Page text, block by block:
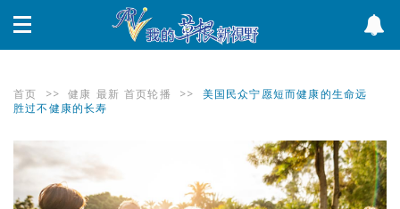
首页 >> 健康 最新 首页轮播 >>
美国民众宁愿短而健康的生命远
胜过不健康的长寿